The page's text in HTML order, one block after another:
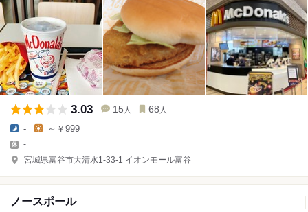
3.03 15 人 68 人
- ～￥999
-
宮城県富谷市大清水1-33-1 イオンモール富谷
ノースポール